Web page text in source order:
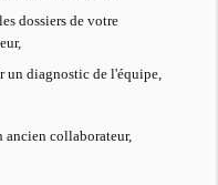
dossiers de votre
un diagnostic de l'équipe,
ancien collaborateur,